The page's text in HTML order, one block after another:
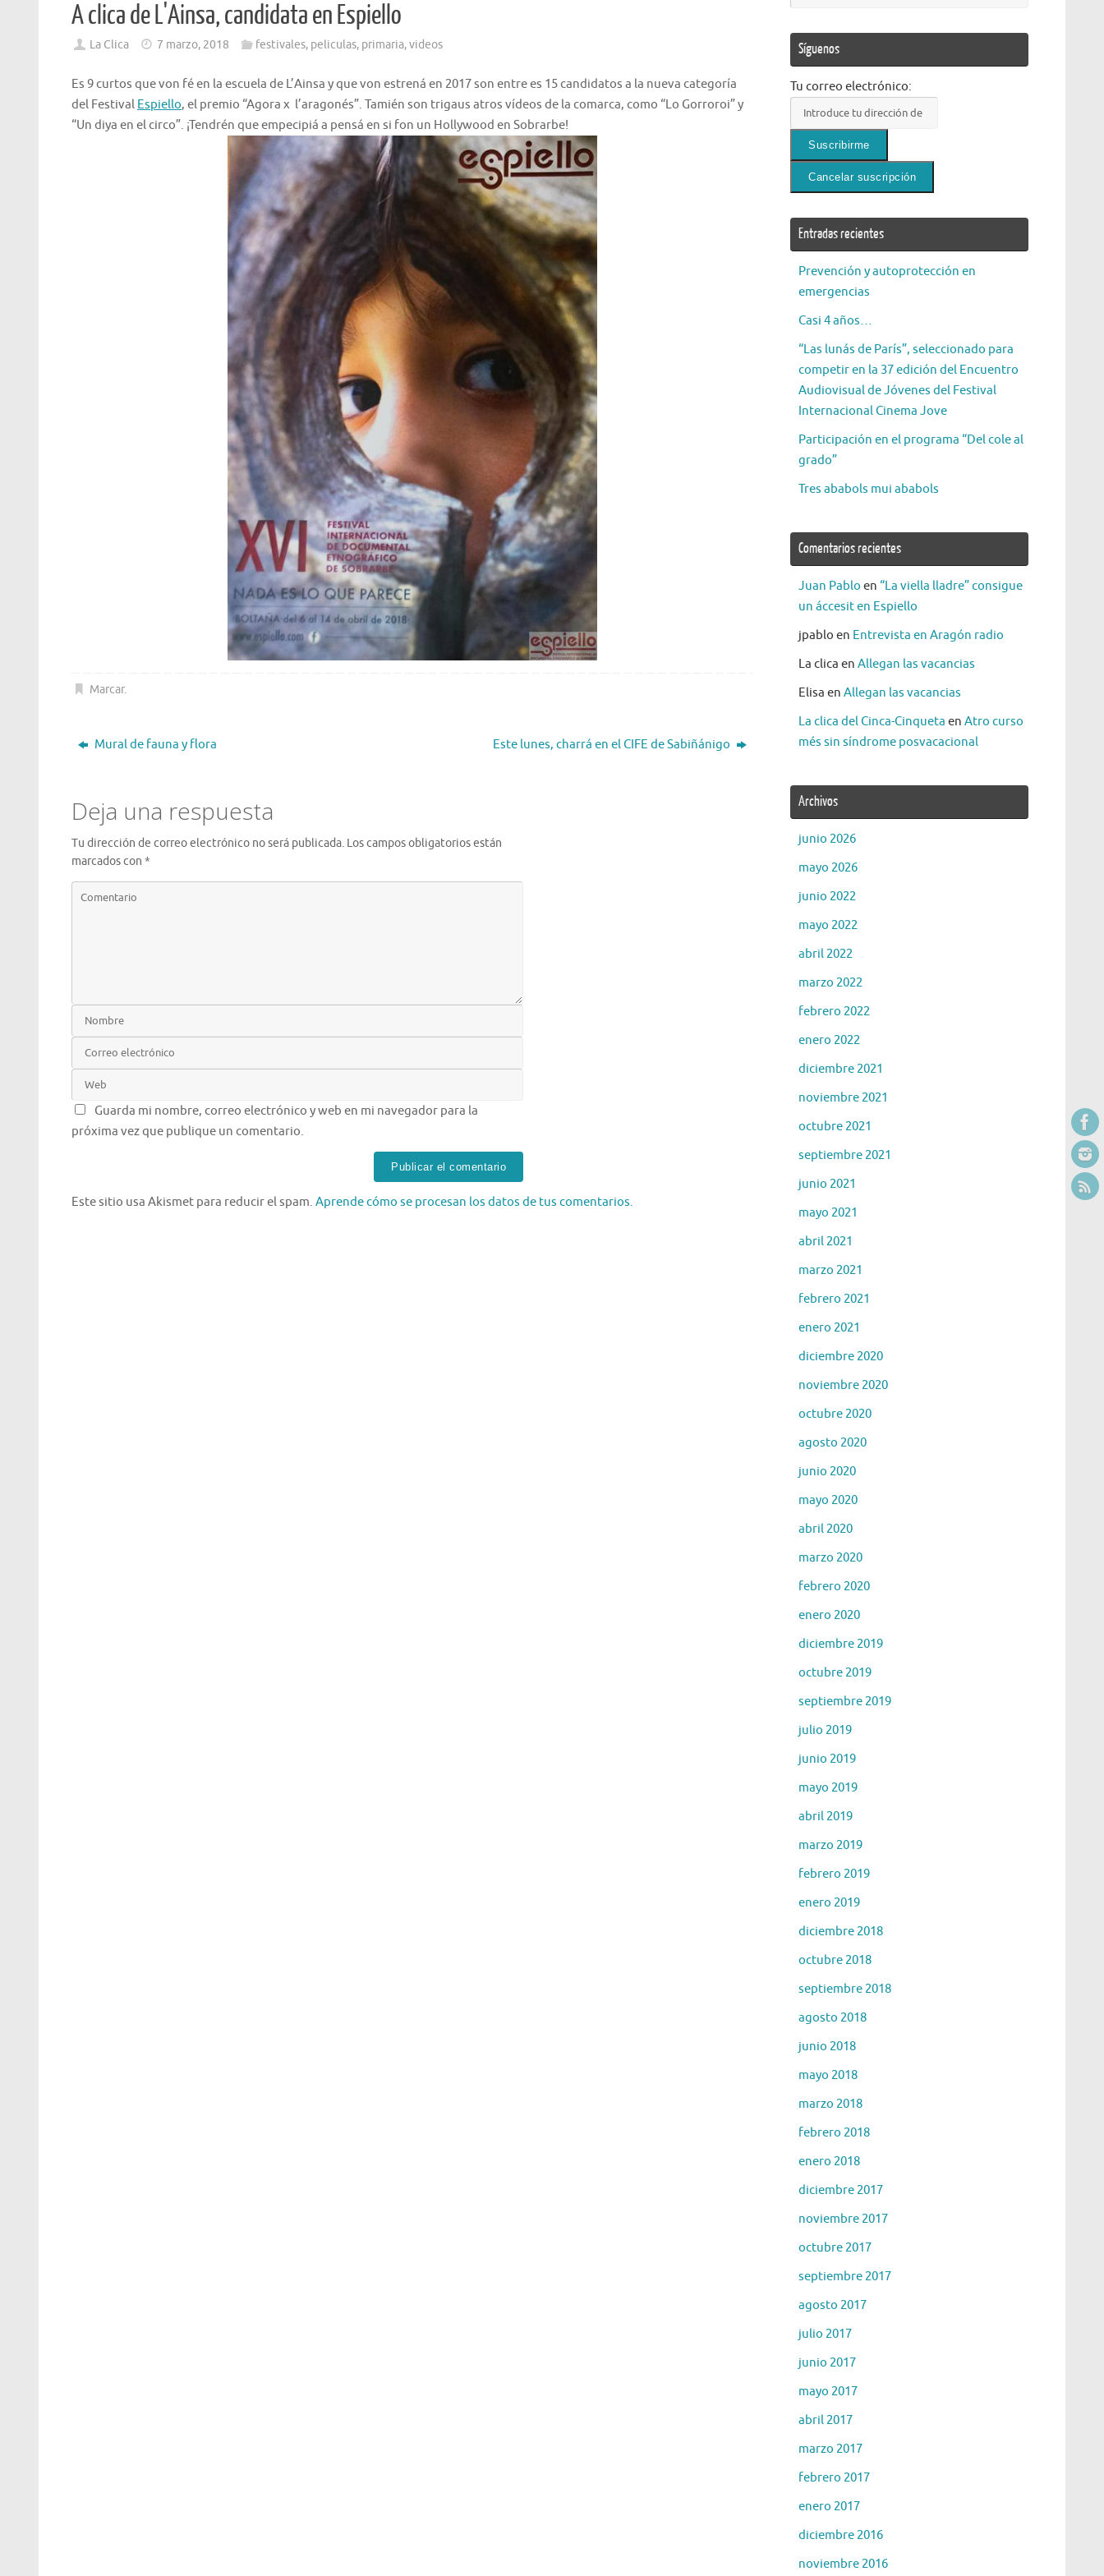
A clica de L'Ainsa, candidata en Espiello
La Clica 7 marzo, 2018 festivales, peliculas, primaria,videos
Es 9 curtos que von fé en la escuela de L’Ainsa y que von estrená en 2017 son entre es 15 candidatos a la nueva categoría
del Festival Espiello, el premio “Agora x l’aragonés”. Tamién son trigaus atros vídeos de la comarca, como “Lo Gorroroi” y
“Un diya en el circo”. ¡Tendrén que empecipiá a pensá en si fon un Hollywood en Sobrarbe!
Marcar.
Mural de fauna y flora Este lunes, charrá en el CIFE de Sabiñánigo
Deja una respuesta
Tu dirección de correo electrónico no será publicada. Los campos obligatorios están
marcados con *
Guarda mi nombre, correo electrónico y web en mi navegador para la
próxima vez que publique un comentario.
Este sitio usa Akismet para reducir el spam. Aprende cómo se procesan los datos de tus comentarios.
Síguenos
Tu correo electrónico:
Entradas recientes
Prevención y autoprotección en
emergencias
Casi 4 años…
“Las lunás de París”, seleccionado para
competir en la 37 edición del Encuentro
Audiovisual de Jóvenes del Festival
Internacional Cinema Jove
Participación en el programa “Del cole al
grado”
Tres ababols mui ababols
Comentarios recientes
Juan Pablo en “La viella lladre” consigue
un áccesit en Espiello
jpablo en Entrevista en Aragón radio
La clica en Allegan las vacancias
Elisa en Allegan las vacancias
La clica del Cinca-Cinqueta en Atro curso
més sin síndrome posvacacional
Archivos
junio 2026
mayo 2026
junio 2022
mayo 2022
abril 2022
marzo 2022
febrero 2022
enero 2022
diciembre 2021
noviembre 2021
octubre 2021
septiembre 2021
junio 2021
mayo 2021
abril 2021
marzo 2021
febrero 2021
enero 2021
diciembre 2020
noviembre 2020
octubre 2020
agosto 2020
junio 2020
mayo 2020
abril 2020
marzo 2020
febrero 2020
enero 2020
diciembre 2019
octubre 2019
septiembre 2019
julio 2019
junio 2019
mayo 2019
abril 2019
marzo 2019
febrero 2019
enero 2019
diciembre 2018
octubre 2018
septiembre 2018
agosto 2018
junio 2018
mayo 2018
marzo 2018
febrero 2018
enero 2018
diciembre 2017
noviembre 2017
octubre 2017
septiembre 2017
agosto 2017
julio 2017
junio 2017
mayo 2017
abril 2017
marzo 2017
febrero 2017
enero 2017
diciembre 2016
noviembre 2016